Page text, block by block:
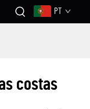
PT
costas